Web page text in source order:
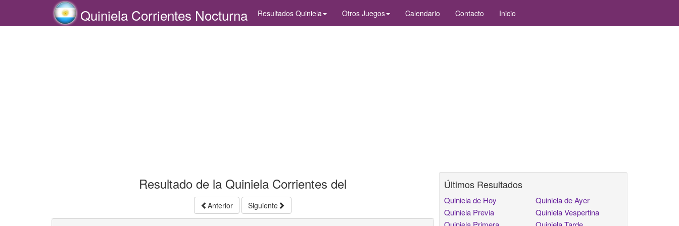
Quiniela Corrientes Nocturna Resultados Quiniela Otros Juegos Calendario Contacto Inicio
Resultado de la Quiniela Corrientes del
Anterior Siguiente
Últimos Resultados
Quiniela de Hoy
Quiniela Previa
Quiniela de Ayer
Quiniela Vespertina